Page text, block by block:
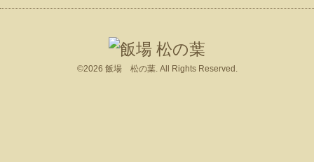
©2026 飯場 松の葉. All Rights Reserved.